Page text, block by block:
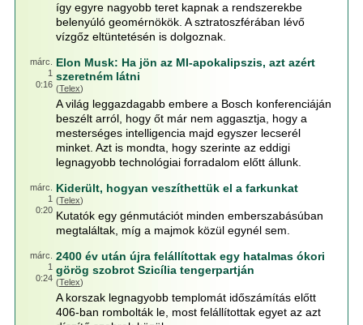
így egyre nagyobb teret kapnak a rendszerekbe
belenyúló geomérnökök. A sztratoszférában lévő
vízgőz eltüntetésén is dolgoznak.
márc.
1
0:16
Elon Musk: Ha jön az MI-apokalipszis, azt azért
szeretném látni
(Telex)
A világ leggazdagabb embere a Bosch konferenciáján
beszélt arról, hogy őt már nem aggasztja, hogy a
mesterséges intelligencia majd egyszer lecserél
minket. Azt is mondta, hogy szerinte az eddigi
legnagyobb technológiai forradalom előtt állunk.
márc.
1
0:20
Kiderült, hogyan veszíthettük el a farkunkat
(Telex)
Kutatók egy génmutációt minden emberszabásúban
megtaláltak, míg a majmok közül egynél sem.
márc.
1
0:24
2400 év után újra felállítottak egy hatalmas ókori
görög szobrot Szicília tengerpartján
(Telex)
A korszak legnagyobb templomát időszámítás előtt
406-ban rombolták le, most felállítottak egyet az azt